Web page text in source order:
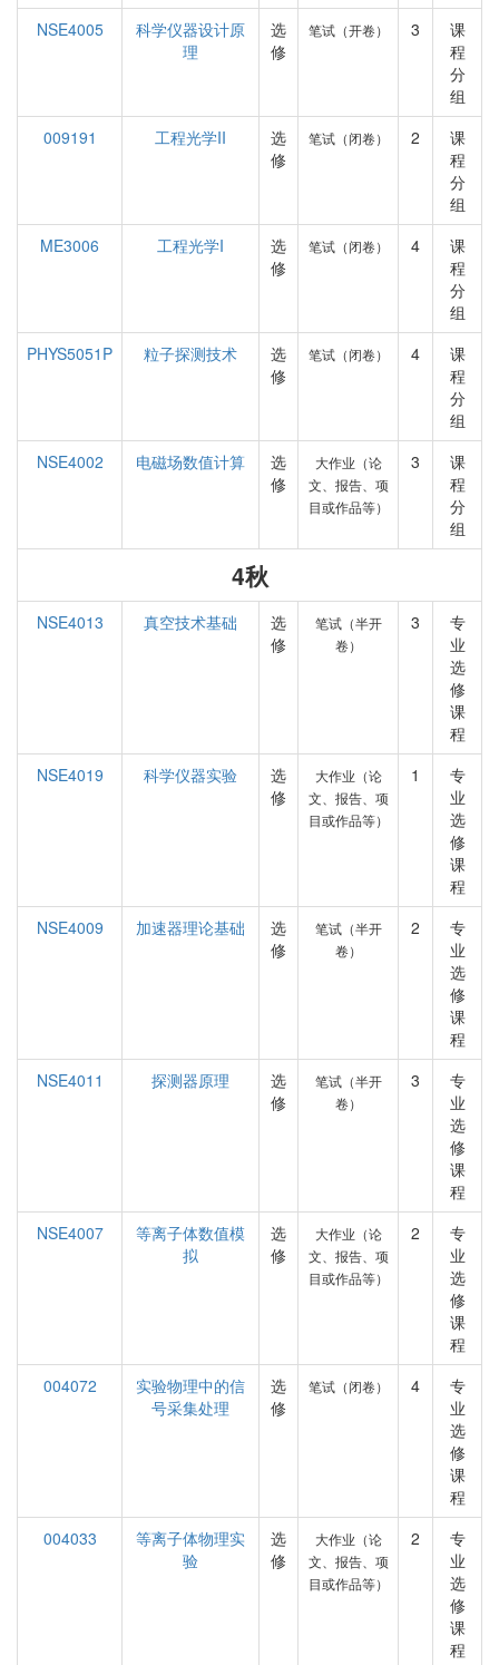
NSE4005
科学仪器设计原
理
选
修
笔试（开卷） 3
课
程
分
组
009191
工程光学II
选
修
笔试（闭卷） 2
课
程
分
组
ME3006
工程光学I
选
修
笔试（闭卷） 4
课
程
分
组
PHYS5051P
粒子探测技术
选
修
笔试（闭卷） 4
课
程
分
组
NSE4002
电磁场数值计算
选
修
大作业（论
文、报告、项
目或作品等）
3
课
程
分
组
4秋
NSE4013 真空技术基础
选
修
笔试（半开
卷）
3
专
业
选
修
课
程
NSE4019
科学仪器实验
选
修
大作业（论
文、报告、项
目或作品等）
1
专
业
选
修
课
程
NSE4009
加速器理论基础
选
修
笔试（半开
卷）
2
专
业
选
修
课
程
NSE4011
探测器原理
选
修
笔试（半开
卷）
3
专
业
选
修
课
程
NSE4007
等离子体数值模
拟
选
修
大作业（论
文、报告、项
目或作品等）
2
专
业
选
修
课
程
004072
实验物理中的信
号采集处理
选
修
笔试（闭卷） 4
专
业
选
修
课
程
004033
等离子体物理实
验
选
修
大作业（论
文、报告、项
目或作品等）
2
专
业
选
修
课
程